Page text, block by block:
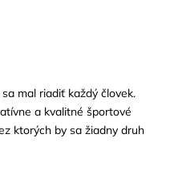
mal riadiť každý človek.
a kvalitné športové
ktorých by sa žiadny druh